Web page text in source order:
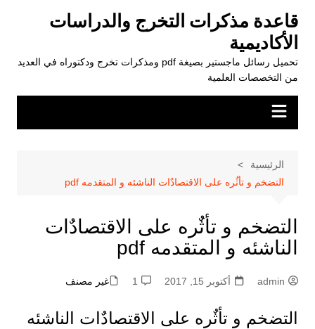
المحتوى
قاعدة مذكرات التخرج والدراسات
الأكاديمية
تحميل رسائل ماجستير بصيغة pdf ومذكرات تخرج ودكتوراه في العديد
من التخصصات العلمية
الرئيسية
التضخم و تأثٌره على الاقتصادٌات الناشئه و المتقدمه pdf
التضخم و تأثٌره على الاقتصادٌات
الناشئه و المتقدمه pdf
admin أكتوبر 15, 2017 1 غير مصنف
التضخم و تأثٌره على الاقتصادٌات الناشئه